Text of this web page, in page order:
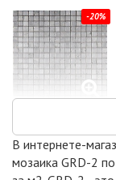
-20%
мрамор 300x300
4985 руб. / кв.м.
В интернете-
мозаика GRD-2